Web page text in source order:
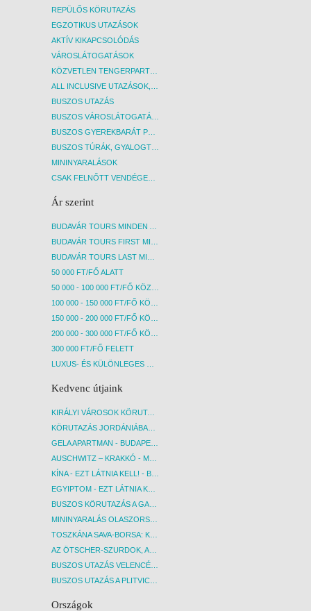
REPÜLŐS KÖRUTAZÁS
EGZOTIKUS UTAZÁSOK
AKTÍV KIKAPCSOLÓDÁS
VÁROSLÁTOGATÁSOK
BUSZOS UTAZÁS
MININYARALÁSOK
Ár szerint
50 000 FT/FŐ ALATT
300 000 FT/FŐ FELETT
Kedvenc útjaink
KIRÁLYI VÁROSOK KÖRUTAZÁS KÖZVETLEN REPÜLŐJÁRATTAL - BUDAPEST, REPÜLŐ
Országok